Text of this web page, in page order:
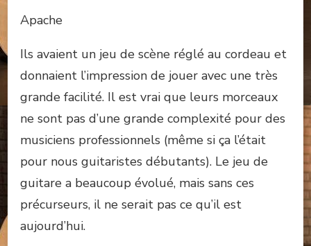
Apache
Ils avaient un jeu de scène réglé au cordeau et
donnaient l’impression de jouer avec une très
grande facilité. Il est vrai que leurs morceaux
ne sont pas d’une grande complexité pour des
musiciens professionnels (même si ça l’était
pour nous guitaristes débutants). Le jeu de
guitare a beaucoup évolué, mais sans ces
précurseurs, il ne serait pas ce qu’il est
aujourd’hui.